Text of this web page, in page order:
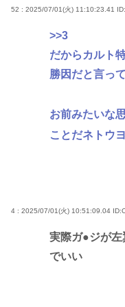
52 : 2025/07/01(火) 11:10:23.41
>>3
だからカルト
勝因だと言っ
お前みたいな
ことだネトウ
4 : 2025/07/01(火) 10:51:09.04
実際ガ●ジが
でいい